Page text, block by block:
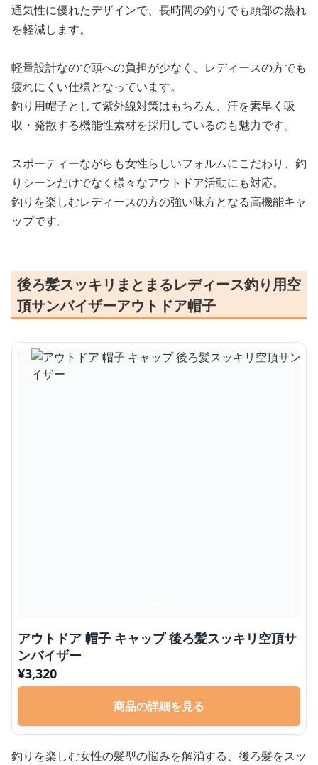
通気性に優れたデザインで、長時間の釣りでも頭部の蒸れ
を軽減します。
軽量設計なので頭への負担が少なく、レディースの方でも
疲れにくい仕様となっています。
釣り用帽子として紫外線対策はもちろん、汗を素早く吸
収・発散する機能性素材を採用しているのも魅力です。
スポーティーながらも女性らしいフォルムにこだわり、釣
りシーンだけでなく様々なアウトドア活動にも対応。
釣りを楽しむレディースの方の強い味方となる高機能キャ
ップです。
後ろ髪スッキリまとまるレディース釣り用空
頂サンバイザーアウトドア帽子
アウトドア 帽子 キャップ 後ろ髪スッキリ空頂サ
ンバイザー
¥3,320
商品の詳細を見る
釣りを楽しむ女性の髪型の悩みを解消する、後ろ髪をスッ